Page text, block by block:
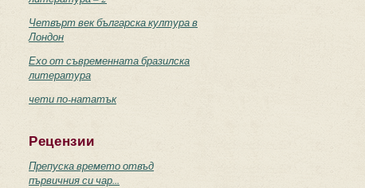
Четвърт век българска култура в
Лондон
Ехо от съвременната бразилска
литература
чети по-нататък
Рецензии
Препуска времето отвъд
първичния си чар...